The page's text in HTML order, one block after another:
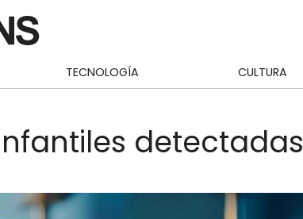
TECNOLOGÍA CULTURA
detectadas